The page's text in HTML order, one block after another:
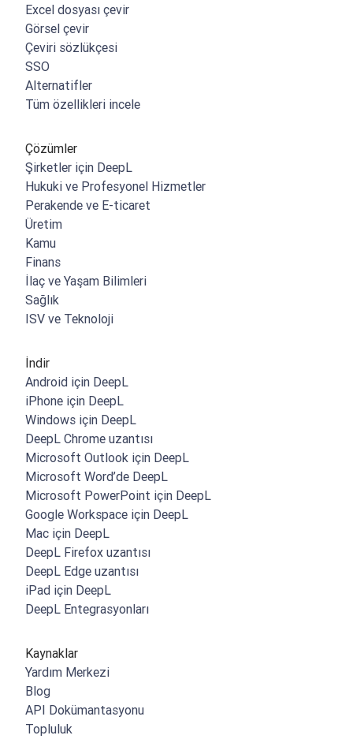
Excel dosyası çevir
Görsel çevir
Çeviri sözlükçesi
SSO
Alternatifler
Tüm özellikleri incele
Çözümler
Şirketler için DeepL
Hukuki ve Profesyonel Hizmetler
Perakende ve E-ticaret
Üretim
Kamu
Finans
İlaç ve Yaşam Bilimleri
Sağlık
ISV ve Teknoloji
İndir
Android için DeepL
iPhone için DeepL
Windows için DeepL
DeepL Chrome uzantısı
Microsoft Outlook için DeepL
Microsoft Word’de DeepL
Microsoft PowerPoint için DeepL
Google Workspace için DeepL
Mac için DeepL
DeepL Firefox uzantısı
DeepL Edge uzantısı
iPad için DeepL
DeepL Entegrasyonları
Kaynaklar
Yardım Merkezi
Blog
API Dokümantasyonu
Topluluk